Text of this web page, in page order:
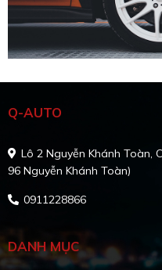
Q-AUTO
Lô 2 Nguyễn Khánh Toàn,
96 Nguyễn Khánh Toàn)
0911228866
DANH MỤC